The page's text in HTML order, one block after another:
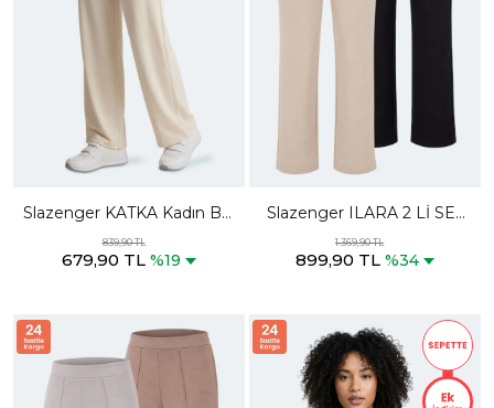
Slazenger KATKA Kadın Bol
Paça Ekru Eşofman Altı
839,90 TL
679,90 TL %19
Slazenger ILARA 2 Lİ SET
Kadın Siyah - Bej Eşofman
Altı
1.369,90 TL
899,90 TL %34